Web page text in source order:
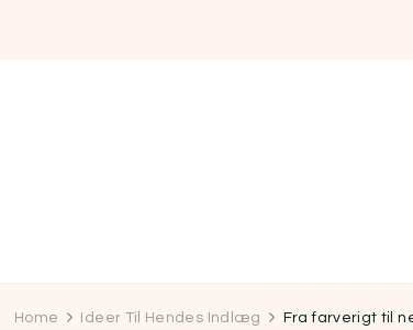
Home Ideer Til Hendes Indlæg Fra farverigt til